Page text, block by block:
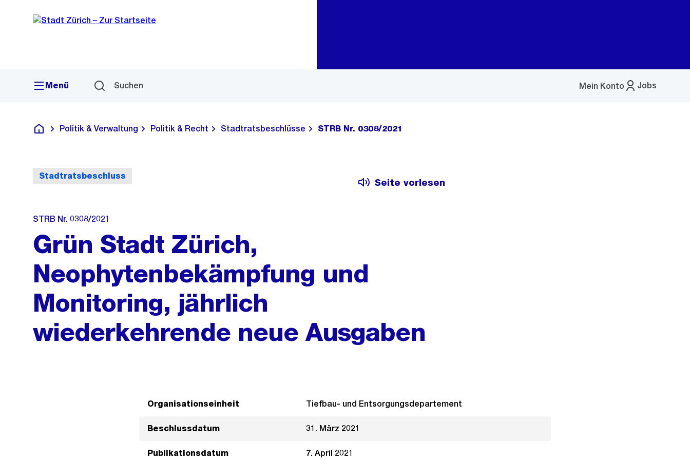
Navigation
Sprunglink
Menü Suchen Jobs
Mein Konto
Menü
Deutsch
Politik & Verwaltung Politik & Recht Stadtratsbeschlüsse STRB Nr. 0308/2021
Stadtratsbeschluss
Seite vorlesen
STRB Nr. 0308/2021
Grün Stadt Zürich,
Neophytenbekämpfung und
Monitoring, jährlich
wiederkehrende neue Ausgaben
Organisationseinheit Tiefbau- und Entsorgungsdepartement
Beschlussdatum 31. März 2021
Publikationsdatum 7. April 2021